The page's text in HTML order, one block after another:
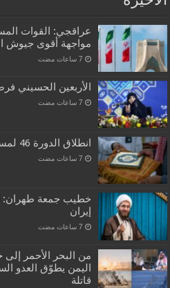
عراقجي: القوات
مواجهة أقوى جيوش
الأربعين الحسيني
انطلاق الدورة 46 لمسابقة القرآن الدولية في مكة
خطيب جمعة طهران:
إيران
من البحر الأحمر إلى
اليمن يطوّق العدو
قاتلة